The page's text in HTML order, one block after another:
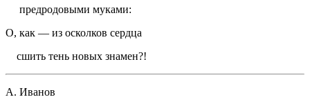
предродовыми муками:
О, как — из осколков сердца
сшить тень новых знамен?!
А. Иванов